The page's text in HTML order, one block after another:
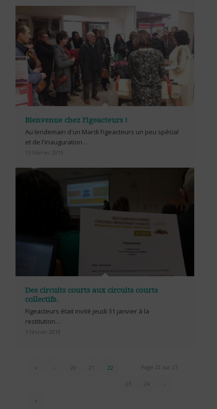
Bienvenue chez Figeacteurs !
Au lendemain d'un Mardi Figeacteurs un peu spécial
et de l'inauguration…
13 février 2019
Des circuits courts aux circuits courts
collectifs.
Figeacteurs était invité jeudi 31 janvier à la
restitution…
5 février 2019
Page 22 sur 27
« ‹ 20 21 22
23 24 ›
»